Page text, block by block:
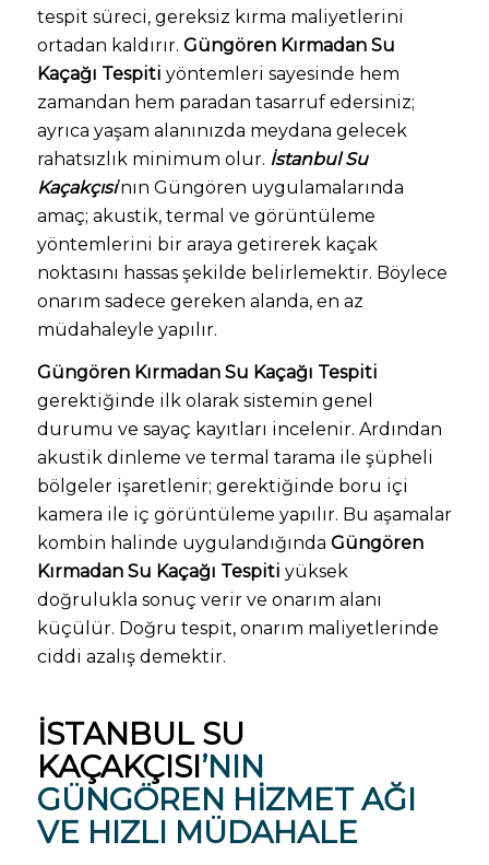
tespit süreci, gereksiz kırma maliyetlerini
ortadan kaldırır. Güngören Kırmadan Su
Kaçağı Tespiti yöntemleri sayesinde hem
zamandan hem paradan tasarruf edersiniz;
ayrıca yaşam alanınızda meydana gelecek
rahatsızlık minimum olur. İstanbul Su
Kaçakçısı’nın Güngören uygulamalarında
amaç; akustik, termal ve görüntüleme
yöntemlerini bir araya getirerek kaçak
noktasını hassas şekilde belirlemektir. Böylece
onarım sadece gereken alanda, en az
müdahaleyle yapılır.
Güngören Kırmadan Su Kaçağı Tespiti
gerektiğinde ilk olarak sistemin genel
durumu ve sayaç kayıtları incelenir. Ardından
akustik dinleme ve termal tarama ile şüpheli
bölgeler işaretlenir; gerektiğinde boru içi
kamera ile iç görüntüleme yapılır. Bu aşamalar
kombin halinde uygulandığında Güngören
Kırmadan Su Kaçağı Tespiti yüksek
doğrulukla sonuç verir ve onarım alanı
küçülür. Doğru tespit, onarım maliyetlerinde
ciddi azalış demektir.
İSTANBUL SU
KAÇAKÇISI’NIN
GÜNGÖREN HIZMET AĞI
VE HIZLI MÜDAHALE